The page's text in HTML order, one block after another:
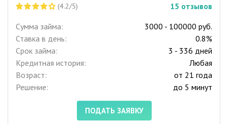
(4.2/5) 15 отзывов
Сумма займа:
3000 - 100000 руб.
Ставка в день:
0.8%
Срок займа:
3 - 336 дней
Кредитная история:
Любая
Возраст:
от 21 года
Решение:
до 5 минут
ПОДАТЬ ЗАЯВКУ